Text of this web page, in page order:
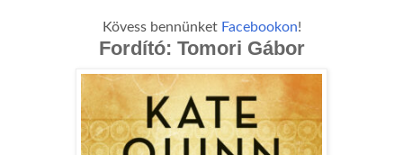
Kövess bennünket Facebookon!
Fordító: Tomori Gábor